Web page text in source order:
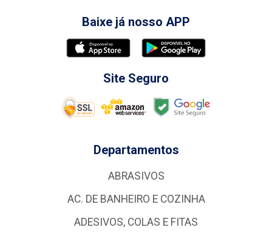
Baixe já nosso APP
Site Seguro
Departamentos
ABRASIVOS
AC. DE BANHEIRO E COZINHA
ADESIVOS, COLAS E FITAS